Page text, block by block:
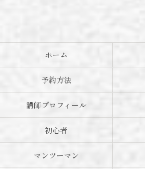
ホーム
予約方法
講師プロフィール
初心者
マンツーマン